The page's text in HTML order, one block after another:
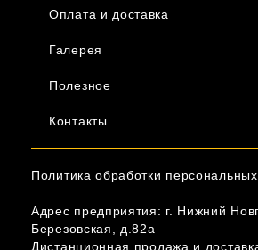
Оплата и доставка
Галерея
Полезное
Контакты
Политика обработки
Адрес предприятия: г. Нижний
Березовская, д.82а
Дистанционная продажа и